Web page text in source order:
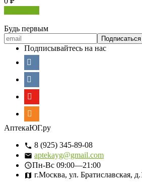
Будь первым
Подписывайтесь на нас
АптекаЮГ.ру
8 (925) 345-89-08
aptekayg@gmail.com
Пн-Вс 09:00—21:00
г.Москва, ул. Братиславская,